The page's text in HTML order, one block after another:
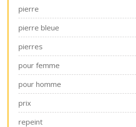
pierre
pierre bleue
pierres
pour femme
pour homme
prix
repeint